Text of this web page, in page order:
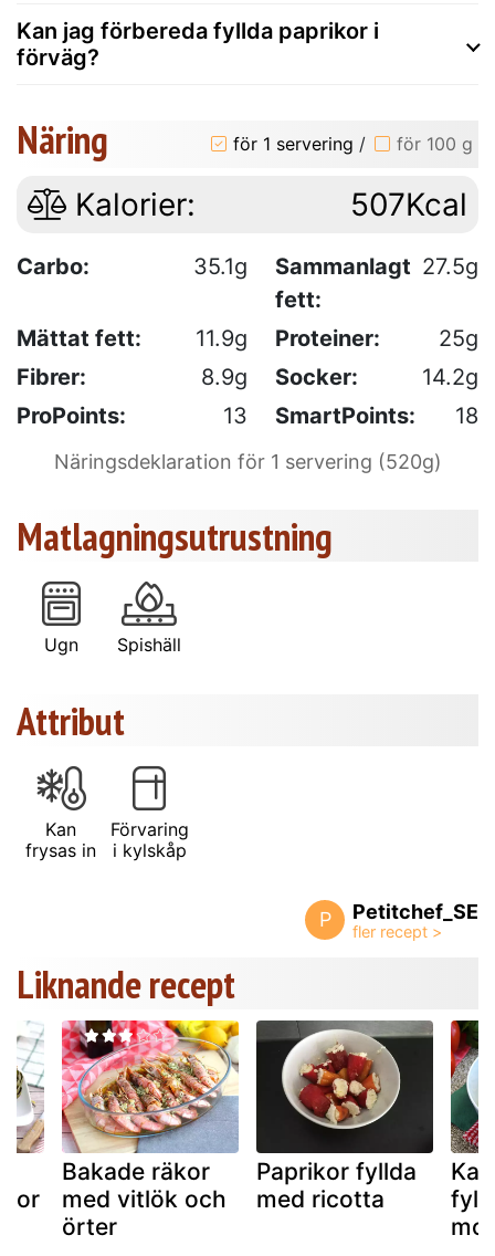
Kan jag förbereda fyllda paprikor i
förväg?
Näring för 1 servering / för 100 g
Kalorier: 507Kcal
Carbo: 35.1g
Sammanlagt
fett:
27.5g
Mättat fett: 11.9g Proteiner:
25g
Fibrer:
8.9g Socker:
14.2g
ProPoints:
13 SmartPoints: 18
Näringsdeklaration för 1 servering (520g)
Matlagningsutrustning
Ugn Spishäll
Attribut
Kan
frysas in
Förvaring
i kylskåp
P Petitchef_SE
Liknande recept
Bakade räkor
med vitlök och
örter
Paprikor fyllda
med ricotta